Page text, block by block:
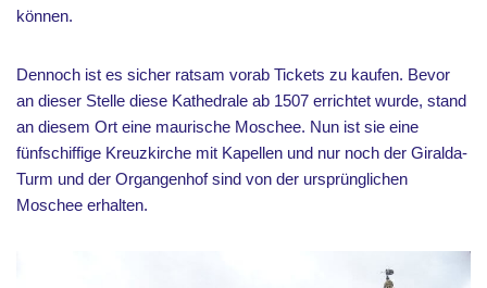
können.
Dennoch ist es sicher ratsam vorab Tickets zu kaufen. Bevor
an dieser Stelle diese Kathedrale ab 1507 errichtet wurde, stand
an diesem Ort eine maurische Moschee. Nun ist sie eine
fünfschiffige Kreuzkirche mit Kapellen und nur noch der Giralda-
Turm und der Organgenhof sind von der ursprünglichen
Moschee erhalten.